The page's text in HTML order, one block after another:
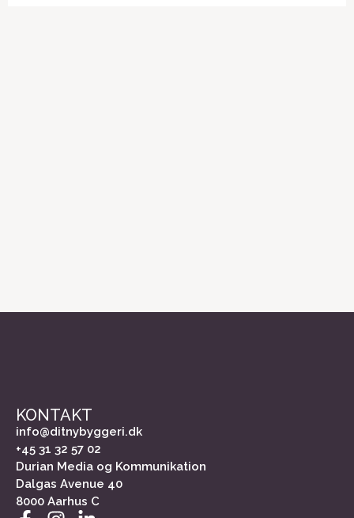
KONTAKT
info@ditnybyggeri.dk
+45 31 32 57 02
Durian Media og Kommunikation
Dalgas Avenue 40
8000 Aarhus C